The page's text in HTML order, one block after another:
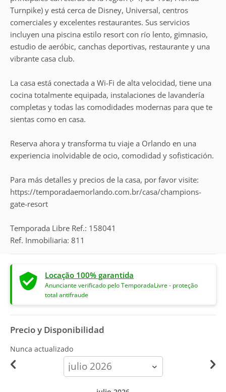
Turnpike) y está cerca de Disney, Universal, centros
comerciales y excelentes restaurantes. Sus servicios
incluyen una piscina estilo resort con río lento, gimnasio,
estudio de aeróbic, canchas deportivas, restaurante y una
vibrante casa club.
La casa está conectada a Wi-Fi de alta velocidad, tiene una
cocina totalmente equipada, instalaciones de lavandería
completas y todas las comodidades modernas para que te
sientas como en casa.
Reserva ahora y transforma tu viaje a Orlando en una
experiencia inolvidable de ocio, comodidad y sofisticación.
Para más detalles y precios de la casa, por favor visite:
https://temporadaemorlando.com.br/casa/champions-
gate-resort
Temporada Libre Ref.: 158041
Ref. Inmobiliaria: 811
Locação 100% garantida
Anunciante verificado pelo TemporadaLivre - proteção
total antifraude
Precio y Disponibilidad
Nunca actualizado
calendar-
month